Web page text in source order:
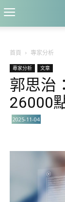
首頁 專家分析
專家分析 文章
郭思治
26000
2025-11-04